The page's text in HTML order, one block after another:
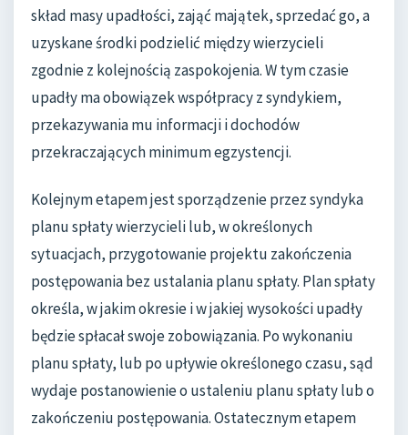
skład masy upadłości, zająć majątek, sprzedać go, a
uzyskane środki podzielić między wierzycieli
zgodnie z kolejnością zaspokojenia. W tym czasie
upadły ma obowiązek współpracy z syndykiem,
przekazywania mu informacji i dochodów
przekraczających minimum egzystencji.
Kolejnym etapem jest sporządzenie przez syndyka
planu spłaty wierzycieli lub, w określonych
sytuacjach, przygotowanie projektu zakończenia
postępowania bez ustalania planu spłaty. Plan spłaty
określa, w jakim okresie i w jakiej wysokości upadły
będzie spłacał swoje zobowiązania. Po wykonaniu
planu spłaty, lub po upływie określonego czasu, sąd
wydaje postanowienie o ustaleniu planu spłaty lub o
zakończeniu postępowania. Ostatecznym etapem